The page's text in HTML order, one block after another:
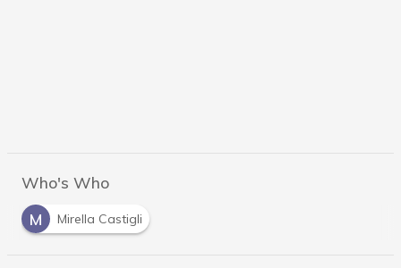
Who's Who
M
Mirella Castigli